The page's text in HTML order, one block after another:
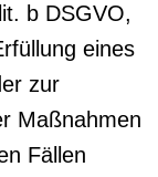
b DSGVO,
eines
zur
Maßnahmen
Fällen